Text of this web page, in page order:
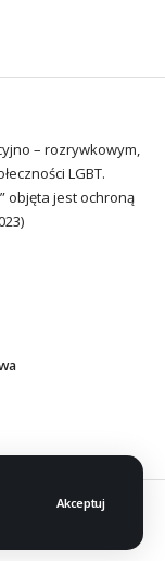
Akceptuj
– rozrywkowym,
LGBT.
objęta jest ochroną
. Wszelkie prawa